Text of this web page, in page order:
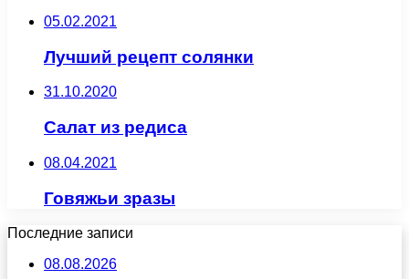
05.02.2021
Лучший рецепт солянки
31.10.2020
Салат из редиса
08.04.2021
Говяжьи зразы
Последние записи
08.08.2026